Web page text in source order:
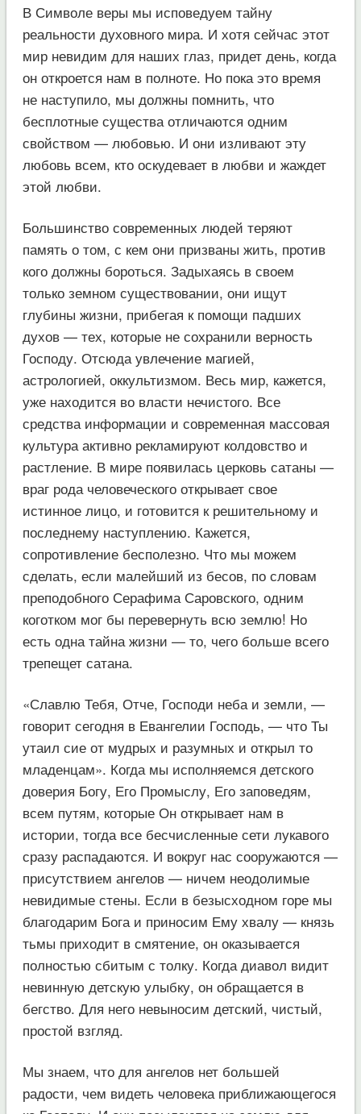
В Символе веры мы исповедуем тайну
реальности духовного мира. И хотя сейчас этот
мир невидим для наших глаз, придет день, когда
он откроется нам в полноте. Но пока это время
не наступило, мы должны помнить, что
бесплотные существа отличаются одним
свойством — любовью. И они изливают эту
любовь всем, кто оскудевает в любви и жаждет
этой любви.
Большинство современных людей теряют
память о том, с кем они призваны жить, против
кого должны бороться. Задыхаясь в своем
только земном существовании, они ищут
глубины жизни, прибегая к помощи падших
духов — тех, которые не сохранили верность
Господу. Отсюда увлечение магией,
астрологией, оккультизмом. Весь мир, кажется,
уже находится во власти нечистого. Все
средства информации и современная массовая
культура активно рекламируют колдовство и
растление. В мире появилась церковь сатаны —
враг рода человеческого открывает свое
истинное лицо, и готовится к решительному и
последнему наступлению. Кажется,
сопротивление бесполезно. Что мы можем
сделать, если малейший из бесов, по словам
преподобного Серафима Саровского, одним
коготком мог бы перевернуть всю землю! Но
есть одна тайна жизни — то, чего больше всего
трепещет сатана.
«Славлю Тебя, Отче, Господи неба и земли, —
говорит сегодня в Евангелии Господь, — что Ты
утаил сие от мудрых и разумных и открыл то
младенцам». Когда мы исполняемся детского
доверия Богу, Его Промыслу, Его заповедям,
всем путям, которые Он открывает нам в
истории, тогда все бесчисленные сети лукавого
сразу распадаются. И вокруг нас сооружаются —
присутствием ангелов — ничем неодолимые
невидимые стены. Если в безысходном горе мы
благодарим Бога и приносим Ему хвалу — князь
тьмы приходит в смятение, он оказывается
полностью сбитым с толку. Когда диавол видит
невинную детскую улыбку, он обращается в
бегство. Для него невыносим детский, чистый,
простой взгляд.
Мы знаем, что для ангелов нет большей
радости, чем видеть человека приближающегося